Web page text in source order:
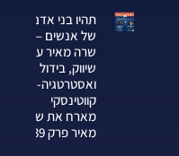
תהיו בני אדם
של אנשים —
שרה מאיר על
שיווק, בידול
ואסטרטגיה-צחי
קווטינסקי
מארח את שרה
מאיר פרק 339